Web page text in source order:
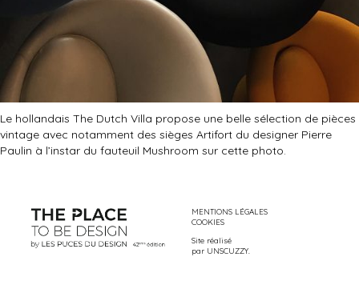
Le hollandais The Dutch Villa propose une belle sélection de pièces
vintage avec notamment des sièges Artifort du designer Pierre
Paulin à l’instar du fauteuil Mushroom sur cette photo.
MENTIONS LÉGALES
COOKIES
Site réalisé
par UNSCUZZY